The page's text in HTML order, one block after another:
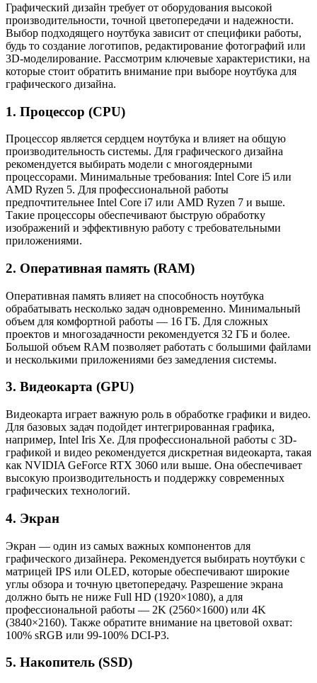
Графический дизайн требует от оборудования высокой
производительности, точной цветопередачи и надежности.
Выбор подходящего ноутбука зависит от специфики работы,
будь то создание логотипов, редактирование фотографий или
3D-моделирование. Рассмотрим ключевые характеристики, на
которые стоит обратить внимание при выборе ноутбука для
графического дизайна.
1. Процессор (CPU)
Процессор является сердцем ноутбука и влияет на общую
производительность системы. Для графического дизайна
рекомендуется выбирать модели с многоядерными
процессорами. Минимальные требования: Intel Core i5 или
AMD Ryzen 5. Для профессиональной работы
предпочтительнее Intel Core i7 или AMD Ryzen 7 и выше.
Такие процессоры обеспечивают быструю обработку
изображений и эффективную работу с требовательными
приложениями.
2. Оперативная память (RAM)
Оперативная память влияет на способность ноутбука
обрабатывать несколько задач одновременно. Минимальный
объем для комфортной работы — 16 ГБ. Для сложных
проектов и многозадачности рекомендуется 32 ГБ и более.
Большой объем RAM позволяет работать с большими файлами
и несколькими приложениями без замедления системы.
3. Видеокарта (GPU)
Видеокарта играет важную роль в обработке графики и видео.
Для базовых задач подойдет интегрированная графика,
например, Intel Iris Xe. Для профессиональной работы с 3D-
графикой и видео рекомендуется дискретная видеокарта, такая
как NVIDIA GeForce RTX 3060 или выше. Она обеспечивает
высокую производительность и поддержку современных
графических технологий.
4. Экран
Экран — один из самых важных компонентов для
графического дизайнера. Рекомендуется выбирать ноутбуки с
матрицей IPS или OLED, которые обеспечивают широкие
углы обзора и точную цветопередачу. Разрешение экрана
должно быть не ниже Full HD (1920×1080), а для
профессиональной работы — 2K (2560×1600) или 4K
(3840×2160). Также обратите внимание на цветовой охват:
100% sRGB или 99-100% DCI-P3.
5. Накопитель (SSD)